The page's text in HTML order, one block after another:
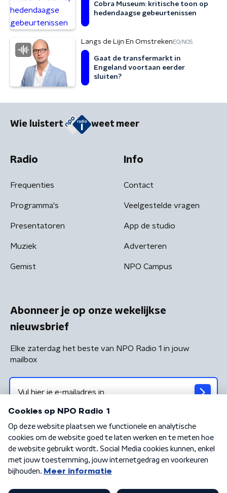
Cobra Museum: kritische toon op
hedendaagse gebeurtenissen
Langs de Lijn En Omstreken EO/NOS
Gaat de transfermarkt in
Engeland voortaan eerder
sluiten?
Wie luistert weet meer
Radio
Frequenties
Programma's
Presentatoren
Muziek
Gemist
Info
Contact
Veelgestelde vragen
App de studio
Adverteren
NPO Campus
Abonneer je op onze wekelijkse
nieuwsbrief
Elke zaterdag het beste van NPO Radio 1 in jouw
mailbox
Algemene voorwaarden